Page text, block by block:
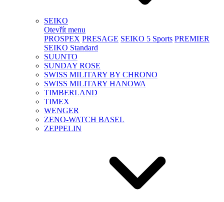
SEIKO
Otevřít menu
PROSPEX PRESAGE SEIKO 5 Sports PREMIER
SEIKO Standard
SUUNTO
SUNDAY ROSE
SWISS MILITARY BY CHRONO
SWISS MILITARY HANOWA
TIMBERLAND
TIMEX
WENGER
ZENO-WATCH BASEL
ZEPPELIN